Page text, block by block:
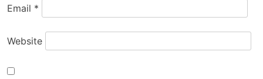
Email *
Website